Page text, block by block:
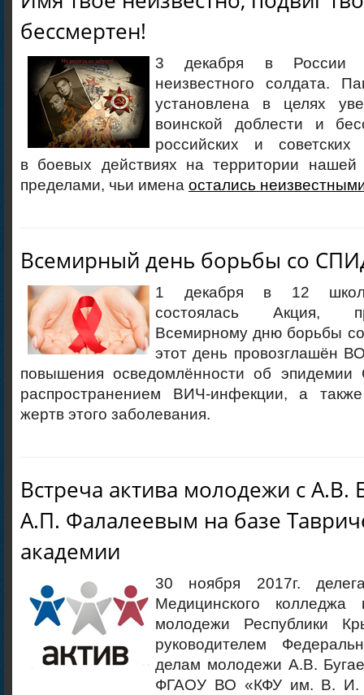
бессмертен!
3 декабря в России
неизвестного солдата.
установлена в целях
воинской доблести и
российских и
в боевых действиях на территории
пределами, чьи имена остались
Всемирный день борьбы со
1 декабря в 12
состоялась Акция,
Всемирному дню борьбы
этот день провозглашён
повышения осведомлённости об
распространением ВИЧ-инфекции, а
жертв этого заболевания.
Встреча актива молодежи с А.В.
А.П. Фалалеевым на базе
академии
30 ноября 2017г.
Медицинского колледжа
молодежи Республики
руководителем
делам молодежи А.В.
ФГАОУ ВО «КФУ им. В. И.